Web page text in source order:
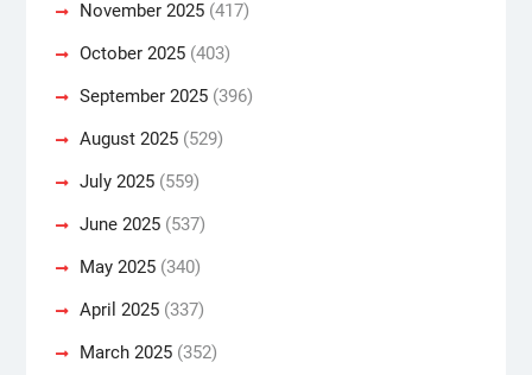
November 2025(417)
October 2025(403)
September 2025(396)
August 2025(529)
July 2025(559)
June 2025(537)
May 2025(340)
April 2025(337)
March 2025(352)